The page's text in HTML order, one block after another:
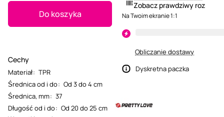
Do koszyka
Cechy
Materiał: TPR
Średnica od i do: Od 3 do 4 cm
Średnica, mm: 37
Długość od i do: Od 20 do 25 cm
Zobacz prawdziwy rozmiar
Na Twoim ekranie 1:1
Obliczanie dostawy
Dyskretna paczka